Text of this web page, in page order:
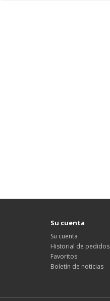
Su cuenta
Su cuenta
Historial de pedidos
Favoritos
Boletín de noticias